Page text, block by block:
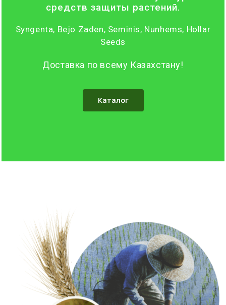
средств защиты растений.
Syngenta, Bejo Zaden, Seminis, Nunhems, Hollar
Seeds
Доставка по всему Казахстану!
Каталог